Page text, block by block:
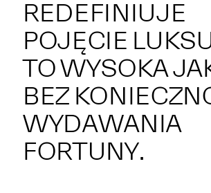
REDEFINIUJE
POJĘCIE
TO WYSOKA
BEZ
WYDAWANIA
FORTUNY.